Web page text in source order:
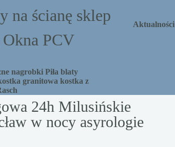
na ścianę sklep
Okna PCV
nagrobki Piła blaty
granitowa kostka z
Aktualności
24h Milusińskie
w nocy asyrologie